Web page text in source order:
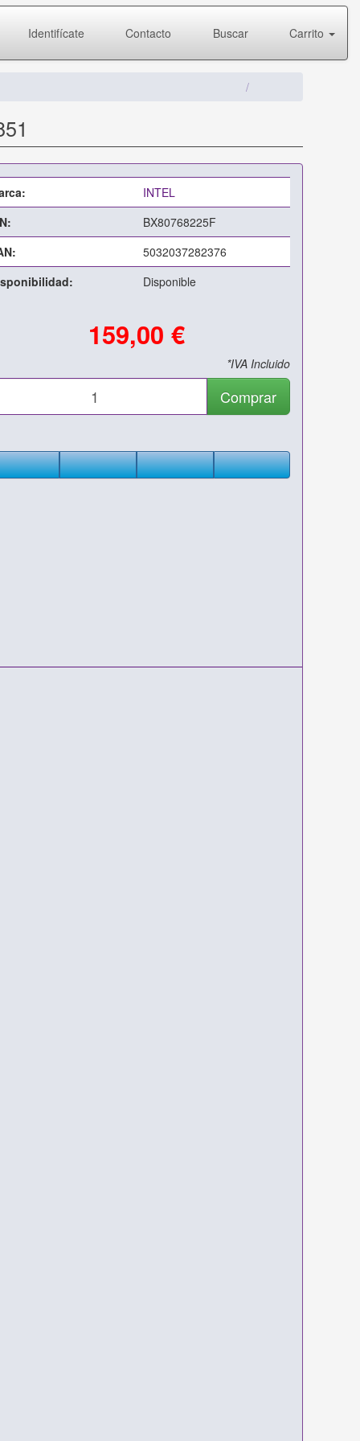
Identifícate Contacto Buscar Carrito
INTEL
BX80768225F
5032037282376
Disponible
159,00 €
*IVA Incluido
Comprar